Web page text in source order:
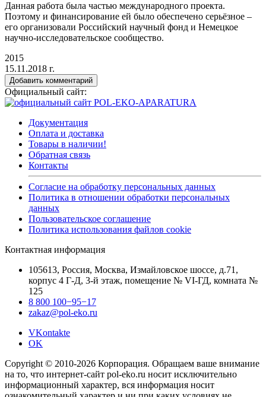
Данная работа была частью международного проекта.
Поэтому и финансирование ей было обеспечено серьёзное –
его организовали Российский научный фонд и Немецкое
научно-исследовательское сообщество.
2015
15.11.2018 г.
Добавить комментарий
Официальный сайт:
Документация
Оплата и доставка
Товары в наличии!
Обратная связь
Контакты
Согласие на обработку персональных данных
Политика в отношении обработки персональных
данных
Пользовательское соглашение
Политика использования файлов cookie
Контактная информация
105613, Россия, Москва, Измайловское шоссе, д.71,
корпус 4 Г-Д, 3-й этаж, помещение № VI-ГД, комната №
125
8 800 100−95−17
zakaz@pol-eko.ru
VKontakte
OK
Copyright © 2010-2026 Корпорация. Обращаем ваше внимание
на то, что интернет-сайт pol-eko.ru носит исключительно
информационный характер, вся информация носит